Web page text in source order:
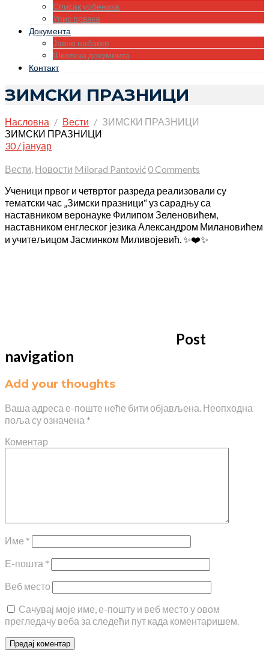
Списак уџбеника
Упис првака
Документа
Јавне набавке
Школска документа
Контакт
ЗИМСКИ ПРАЗНИЦИ
Насловна Вести
ЗИМСКИ ПРАЗНИЦИ
ЗИМСКИ ПРАЗНИЦИ
30 / јануар
Вести, Новости Milorad Pantović0 Comments
Ученици првог и четвртог разреда реализовали су
тематски час „Зимски празници“ уз сарадњу са
наставником веронауке Филипом Зеленовићем,
наставником енглеског језика Александром Милановићем
и учитељицом Јасминком Миливојевић. ✨❤️✨
Post
navigation
Add your thoughts
Ваша адреса е-поште неће бити објављена. Неопходна
поља су означена *
Коментар
Име *
Е-пошта *
Веб место
Сачувај моје име, е-пошту и веб место у овом
прегледачу веба за следећи пут када коментаришем.